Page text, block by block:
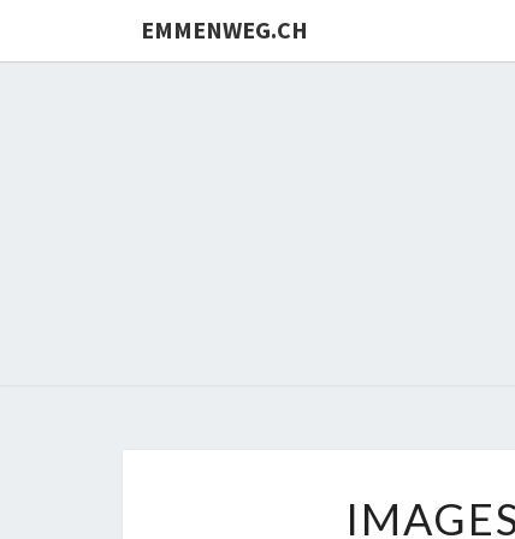
EMMENWEG.CH